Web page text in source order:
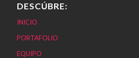
DESCÚBRE:
INICIO
PORTAFOLIO
EQUIPO